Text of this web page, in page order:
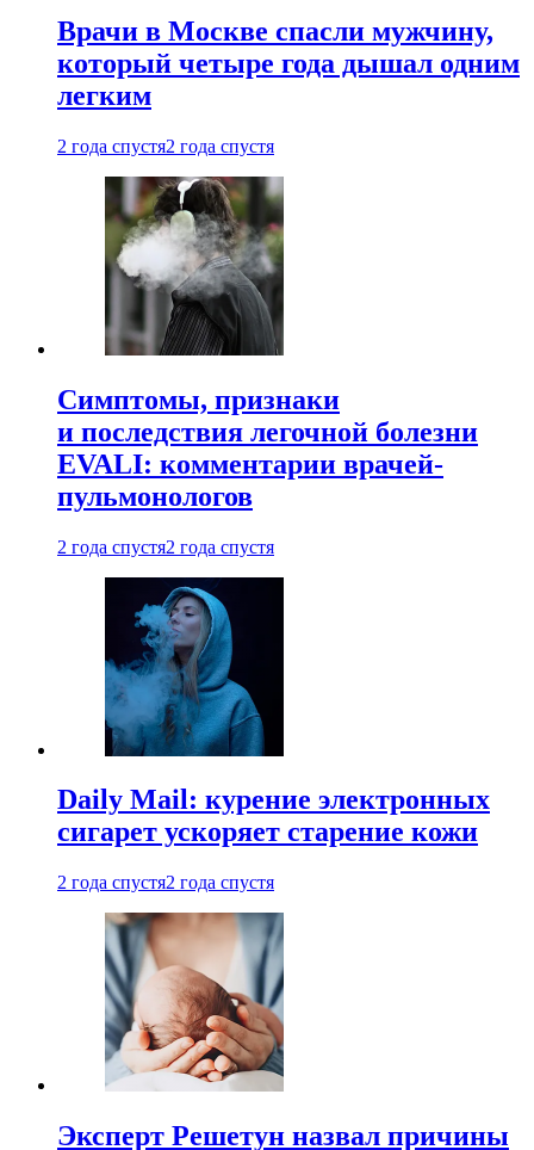
Врачи в Москве спасли мужчину,
который четыре года дышал одним
легким
2 года спустя2 года спустя
Симптомы, признаки
и последствия легочной болезни
EVALI: комментарии врачей-
пульмонологов
2 года спустя2 года спустя
Daily Mail: курение электронных
сигарет ускоряет старение кожи
2 года спустя2 года спустя
Эксперт Решетун назвал причины